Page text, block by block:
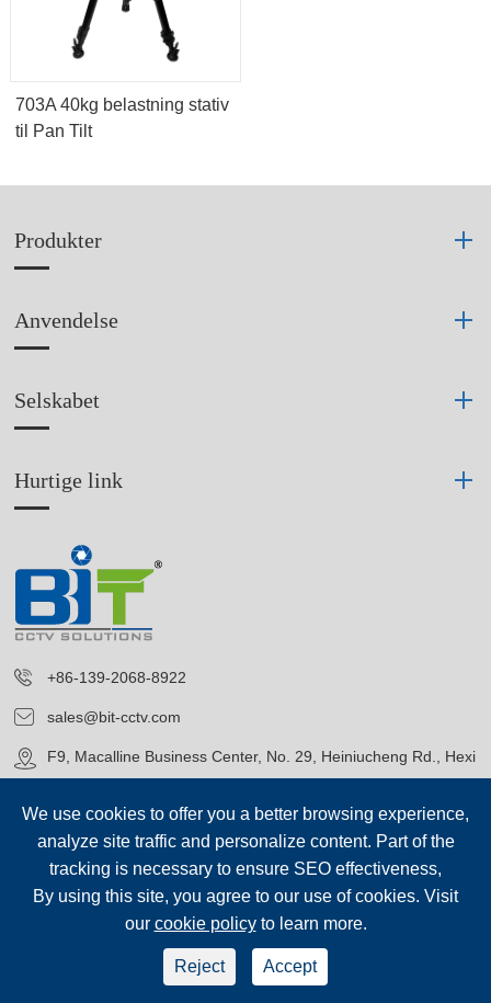
703A 40kg belastning stativ
til Pan Tilt
Produkter
Anvendelse
Selskabet
Hurtige link
+86-139-2068-8922
sales@bit-cctv.com
F9, Macalline Business Center, No. 29, Heiniucheng Rd., Hexi
Ophavsret©Blue Icon (Tianjin) Technology Co., Ltd.
rettigheder forbeholdes.
Sitemap Fortrolighedspolitik
We use cookies to offer you a better browsing experience,
analyze site traffic and personalize content. Part of the
tracking is necessary to ensure SEO effectiveness,
By using this site, you agree to our use of cookies. Visit
our cookie policyto learn more.
Reject Accept